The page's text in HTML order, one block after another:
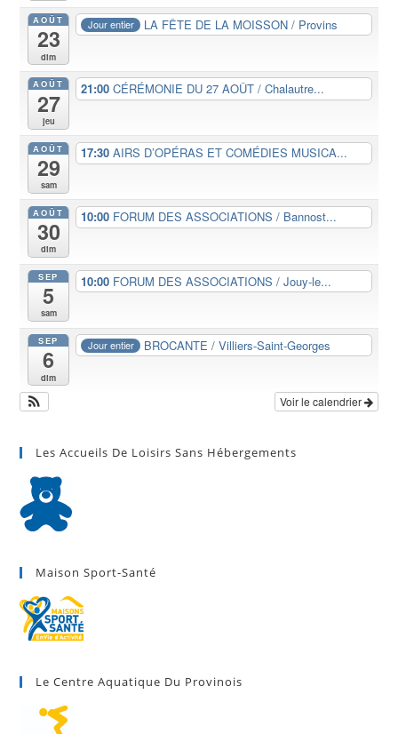
AOÛT
23
dim
Jour entier LA FÊTE DE LA MOISSON / Provins
AOÛT
27
jeu
21:00 CÉRÉMONIE DU 27 AOÛT / Chalautre...
AOÛT
29
sam
17:30 AIRS D’OPÉRAS ET COMÉDIES MUSICA...
AOÛT
30
dim
10:00 FORUM DES ASSOCIATIONS / Bannost...
SEP
5
sam
10:00 FORUM DES ASSOCIATIONS / Jouy-le...
SEP
6
dim
Jour entier BROCANTE / Villiers-Saint-Georges
Voir le calendrier
Les Accueils De Loisirs Sans Hébergements
Maison Sport-Santé
Le Centre Aquatique Du Provinois